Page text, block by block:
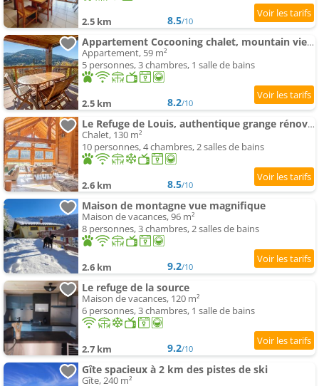
2.5 km 8.5/10
Appartement Cocooning chalet, mountain view, sauna, 6 personnes
Appartement, 59 m²
5 personnes, 3 chambres, 1 salle de bains
2.5 km 8.2/10
Le Refuge de Louis, authentique grange rénovée avec sauna
Chalet, 130 m²
10 personnes, 4 chambres, 2 salles de bains
2.6 km 8.5/10
Maison de montagne vue magnifique
Maison de vacances, 96 m²
8 personnes, 3 chambres, 2 salles de bains
2.6 km 9.2/10
Le refuge de la source
Maison de vacances, 120 m²
6 personnes, 3 chambres, 1 salle de bains
2.7 km 9.2/10
Gîte spacieux à 2 km des pistes de ski
Gîte, 240 m²